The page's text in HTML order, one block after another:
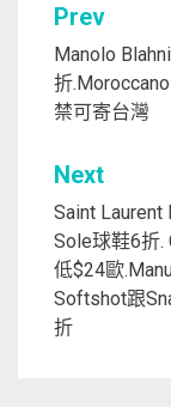
文
章
導
Prev
Manolo
折
禁可寄台灣
Next
Saint Laurent
Sole球鞋6折.
低$24歐
Softshot跟
折